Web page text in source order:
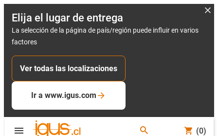
Elija el lugar de entrega
La selección de la página de país/región puede influir en varios
factores
Ver todas las localizaciones
Ir a www.igus.com
(0)